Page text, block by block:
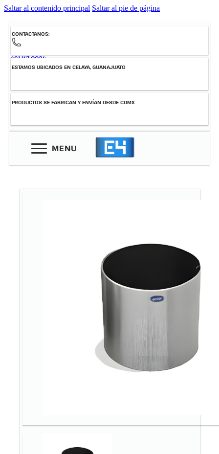
Saltar al contenido principal Saltar al pie de página
CONTACTANOS:
461-147-0034
ESTAMOS UBICADOS EN CELAYA, GUANAJUATO
PRODUCTOS SE FABRICAN Y ENVÍAN DESDE CDMX
MENU